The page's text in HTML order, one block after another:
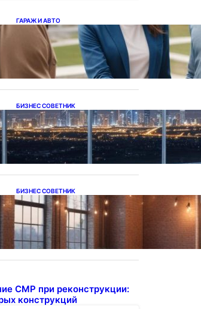
ГАРАЖ И АВТО
Ипотека на новостройки
при оформлении
напрямую у застройщика
БИЗНЕС СОВЕТНИК
Каталог светодиодных
светильников и LED-
освещения в Казахстане
БИЗНЕС СОВЕТНИК
Подвесные светодиодные
светильники на тросе
СМР при реконструкции:
конструкций